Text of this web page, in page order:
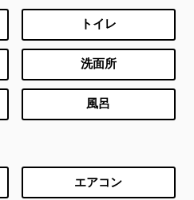
トイレ
洗面所
風呂
エアコン